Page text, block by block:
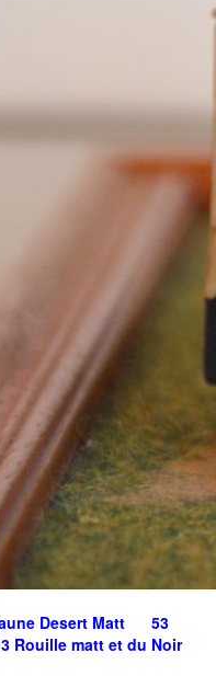
Desert Matt 53
Rouille matt et du Noir